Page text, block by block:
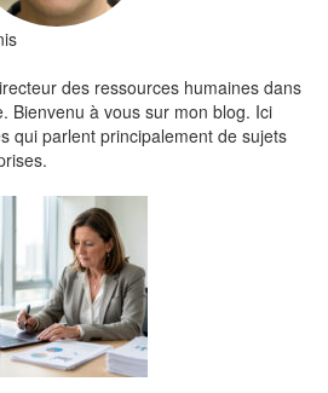
des ressources humaines dans
Bienvenu à vous sur mon blog. Ici
qui parlent principalement de sujets